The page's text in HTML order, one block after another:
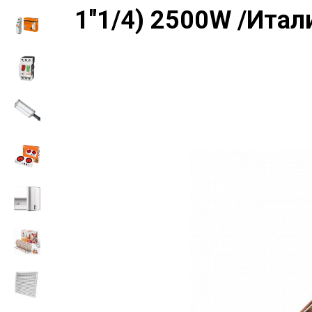
1"1/4) 2500W /